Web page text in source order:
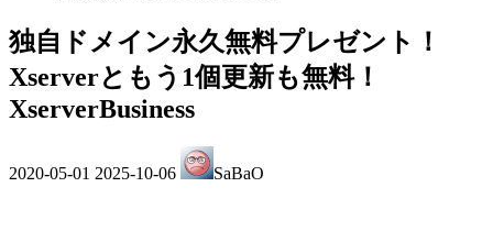
独自ドメイン永久無料プレゼント！
Xserverともう1個更新も無料！
XserverBusiness
2020-05-01 終
2025-10-06 SaBaO